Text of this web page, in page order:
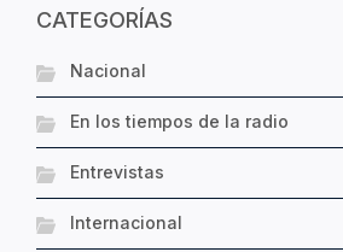
CATEGORÍAS
Nacional
En los tiempos de la radio
Entrevistas
Internacional